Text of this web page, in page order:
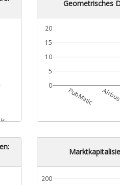
AG
Geometrisches
PubMatic
0
5
10
15
20
200